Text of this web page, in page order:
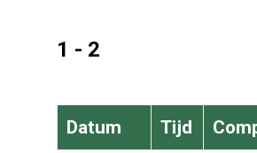
1 - 2
Datum Tijd